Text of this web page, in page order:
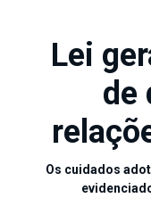
Lei
de
Os cuidados